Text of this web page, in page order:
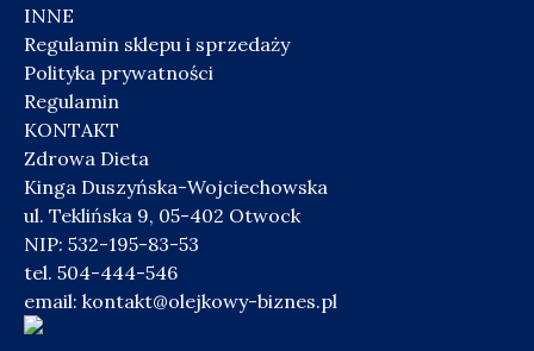
INNE
Regulamin sklepu i sprzedaży
Polityka prywatności
Regulamin
KONTAKT
Zdrowa Dieta
Kinga Duszyńska-Wojciechowska
ul. Teklińska 9, 05-402 Otwock
NIP: 532-195-83-53
tel. 504-444-546
email: kontakt@olejkowy-biznes.pl